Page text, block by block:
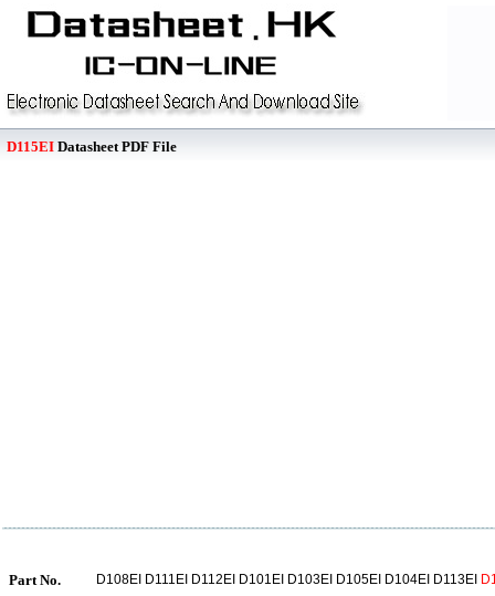
D115EI Datasheet PDF File
Part No. D108EI D111EI D112EI D101EI D103EI D105EI D104EI D113EI